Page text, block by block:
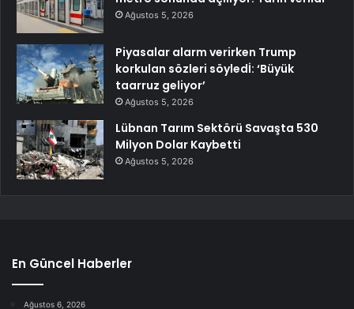
Ağustos 5, 2026
Piyasalar alarm verirken Trump
korkulan sözleri söyledİ: ‘Büyük
taarruz geliyor’
Ağustos 5, 2026
Lübnan Tarım Sektörü Savaşta 530
Milyon Dolar Kaybetti
Ağustos 5, 2026
En Güncel Haberler
Ağustos 6, 2026